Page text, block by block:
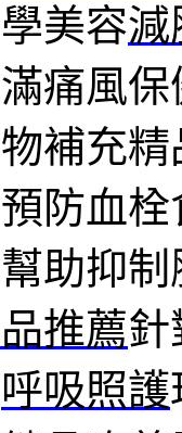
美容減
痛風保
補充
防血
助抑
推薦針
呼吸照護